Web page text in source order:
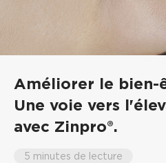
Améliorer le bien-
Une voie vers
avec Zinpro®.
5 minutes de lecture